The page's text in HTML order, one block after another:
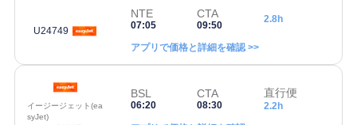
U24749
NTE
07:05
CTA
09:50
2.8h
アプリで価格と詳細を確認 >>
イージージェット(ea
syJet)
BSL
06:20
CTA
08:30
直行便
2.2h